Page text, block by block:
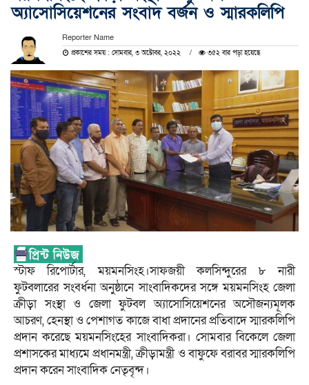
অ্যাসোসিয়েশনের সংবাদ বর্জন ও স্মারকলিপি
Reporter Name
প্রকাশের সময় : সোমবার, ৩ অক্টোবর, ২০২২ ৩৫২ বার পড়া হয়েছে
স্টাফ রিপোর্টার, ময়মনসিংহ।সাফজয়ী কলসিন্দুরের ৮ নারী
ফুটবলারের সংবর্ধনা অনুষ্ঠানে সাংবাদিকদের সঙ্গে ময়মনসিংহ জেলা
ক্রীড়া সংস্থা ও জেলা ফুটবল অ্যাসোসিয়েশনের অসৌজন্যমূলক
আচরণ, হেনস্থা ও পেশাগত কাজে বাধা প্রদানের প্রতিবাদে স্মারকলিপি
প্রদান করেছে ময়মনসিংহের সাংবাদিকরা। সোমবার বিকেলে জেলা
প্রশাসকের মাধ্যমে প্রধানমন্ত্রী, ক্রীড়ামন্ত্রী ও বাফুফে বরাবর স্মারকলিপি
প্রদান করেন সাংবাদিক নেতৃবৃন্দ।